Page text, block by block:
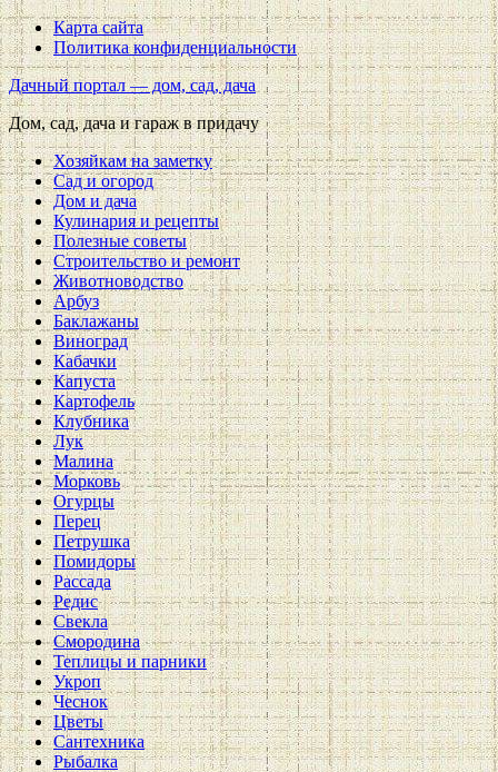
Карта сайта
Политика конфиденциальности
Дачный портал — дом, сад, дача
Дом, сад, дача и гараж в придачу
Хозяйкам на заметку
Сад и огород
Дом и дача
Кулинария и рецепты
Полезные советы
Строительство и ремонт
Животноводство
Арбуз
Баклажаны
Виноград
Кабачки
Капуста
Картофель
Клубника
Лук
Малина
Морковь
Огурцы
Перец
Петрушка
Помидоры
Рассада
Редис
Свекла
Смородина
Теплицы и парники
Укроп
Чеснок
Цветы
Сантехника
Рыбалка